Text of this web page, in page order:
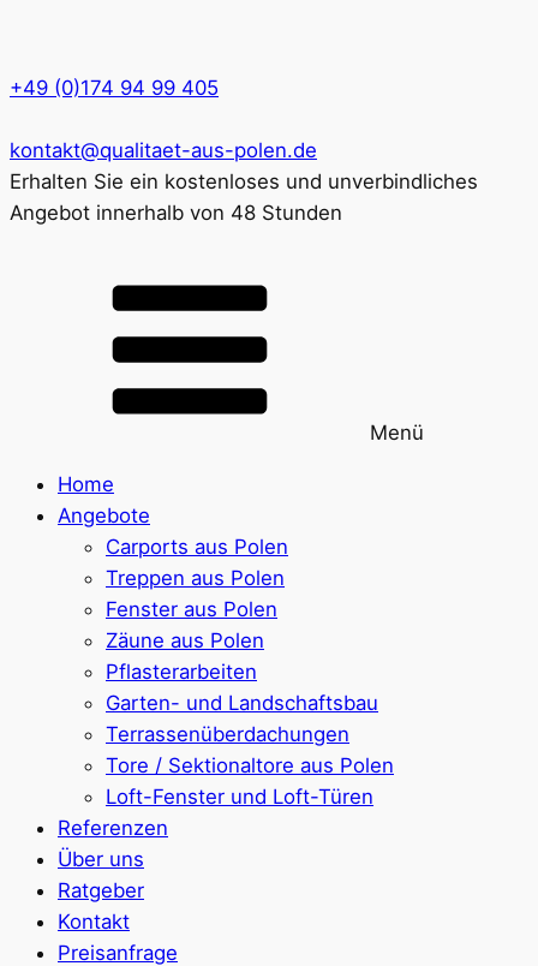
+49 (0)174 94 99 405
kontakt@qualitaet-aus-polen.de
Erhalten Sie ein kostenloses und unverbindliches
Angebot innerhalb von 48 Stunden
Menü
Home
Angebote
Carports aus Polen
Treppen aus Polen
Fenster aus Polen
Zäune aus Polen
Pflasterarbeiten
Garten- und Landschaftsbau
Terrassenüberdachungen
Tore / Sektionaltore aus Polen
Loft-Fenster und Loft-Türen
Referenzen
Über uns
Ratgeber
Kontakt
Preisanfrage